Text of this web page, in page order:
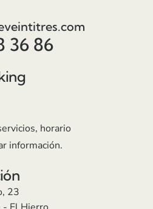
36 86
horario
información.
23